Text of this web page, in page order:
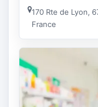
170 Rte de Lyon,
France